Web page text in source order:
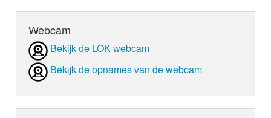
Webcam
Bekijk de LOK webcam
Bekijk de opnames van de webcam